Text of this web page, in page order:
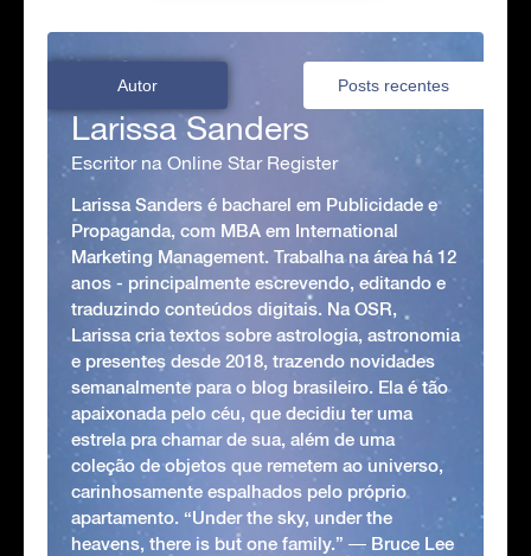
Autor Posts recentes
Larissa Sanders
Escritor na Online Star Register
Larissa Sanders é bacharel em Publicidade e
Propaganda, com MBA em International
Marketing Management. Trabalha na área há 12
anos - principalmente escrevendo, editando e
traduzindo conteúdos digitais. Na OSR,
Larissa cria textos sobre astrologia, astronomia
e presentes desde 2018, trazendo novidades
semanalmente para o blog brasileiro. Ela é tão
apaixonada pelo céu, que decidiu ter uma
estrela pra chamar de sua, além de uma
coleção de objetos que remetem ao universo,
carinhosamente espalhados pelo próprio
apartamento. “Under the sky, under the
heavens, there is but one family.” ― Bruce Lee